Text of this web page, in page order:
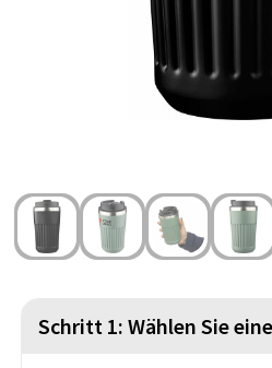
Handschuhe und Schal
Gesichtsmasken und
Freizeit und Strand
St. Nikolaus
Schritt 1: Wählen Sie